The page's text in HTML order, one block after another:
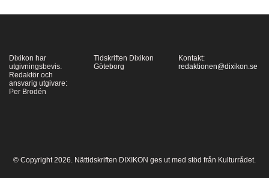
boken, som sin…
Dixikon har
utgivningsbevis.
Redaktör och
ansvarig utgivare:
Per Brodén
Tidskriften Dixikon
Göteborg
Kontakt:
redaktionen@dixikon.se
© Copyright 2026. Nättidskriften DIXIKON ges ut med stöd från Kulturrådet.